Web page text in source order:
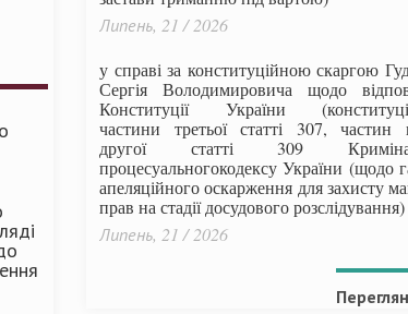
Липень, 21 / 2026
у справі за конституційною скаргою
Сергія Володимировича щодо
Конституції України
частини третьої статті 307, частин
другої статті 309
процесуальногокодексу України (щодо
апеляційного оскарження для захисту
прав на стадії досудового розслідування)
Липень, 21 / 2026